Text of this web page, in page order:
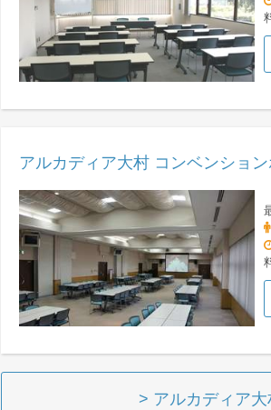
アルカディア大村 コンベンショ
> アルカディア